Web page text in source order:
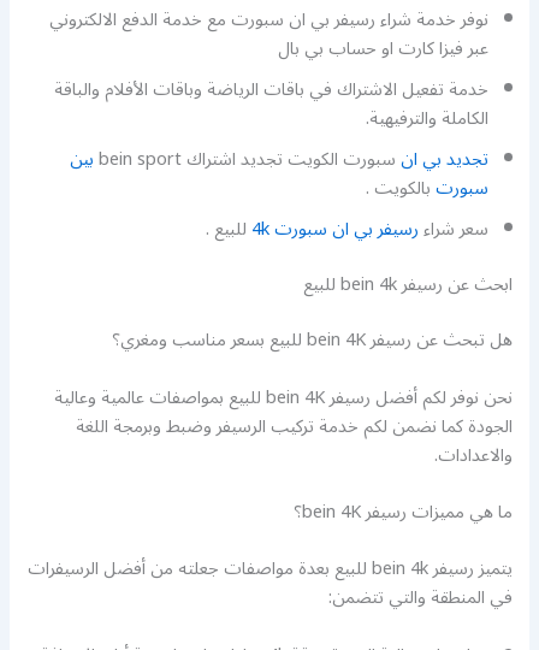
نوفر خدمة شراء رسيفر بي ان سبورت مع خدمة الدفع الالكتروني
عبر فيزا كارت او حساب بي بال
خدمة تفعيل الاشتراك في باقات الرياضة وباقات الأفلام والباقة
الكاملة والترفيهية.
تجديد بي انسبورت الكويت تجديد اشتراك bein sport بين
سبورتبالكويت .
سعر شراءرسيفر بي ان سبورت 4k
للبيع .
ابحث عن رسيفر bein 4k للبيع
هل تبحث عن رسيفر bein 4K للبيع بسعر مناسب ومغري؟
نحن نوفر لكم أفضل رسيفر bein 4K للبيع بمواصفات عالمية وعالية
الجودة كما نضمن لكم خدمة تركيب الرسيفر وضبط وبرمجة اللغة
والاعدادات.
ما هي مميزات رسيفر bein 4K؟
يتميز رسيفر bein 4k للبيع بعدة مواصفات جعلته من أفضل الرسيفرات
في المنطقة والتي تتضمن: